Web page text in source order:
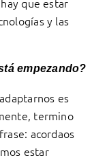
y las
empezando?
es
termino
acordaos
estar